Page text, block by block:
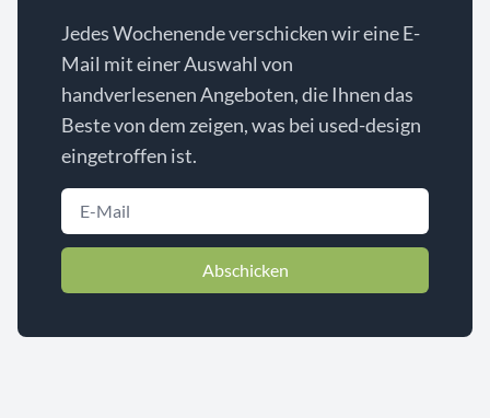
Jedes Wochenende verschicken wir eine E-
Mail mit einer Auswahl von
handverlesenen Angeboten, die Ihnen das
Beste von dem zeigen, was bei used-design
eingetroffen ist.
Abschicken